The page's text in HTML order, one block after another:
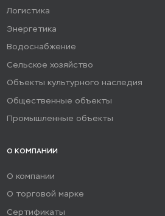
способом необходимо
контактный слой на
влажное основание, а затем
нанести желаемую толщину
подготовленную
Логистика
Энергетика
Водоснабжение
Сельское хозяйство
Объекты культурного наследия
Общественные объекты
Промышленные объекты
О КОМПАНИИ
О компании
О торговой марке
Сертификаты